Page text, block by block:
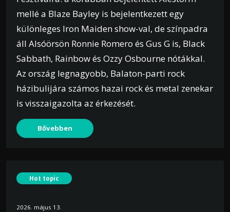
mellé a Blaze Bayley is bejelentkezett egy
különleges Iron Maiden show-val, de színpadra
áll Alsóörsön Ronnie Romero és Gus G is, Black
Sabbath, Rainbow és Ozzy Osbourne nótákkal.
Az ország legnagyobb, Balaton-parti rock
házibulijára számos hazai rock és metal zenekar
is visszaigazolta az érkezését.
Bővebben
Hot topic
2026. május 13.